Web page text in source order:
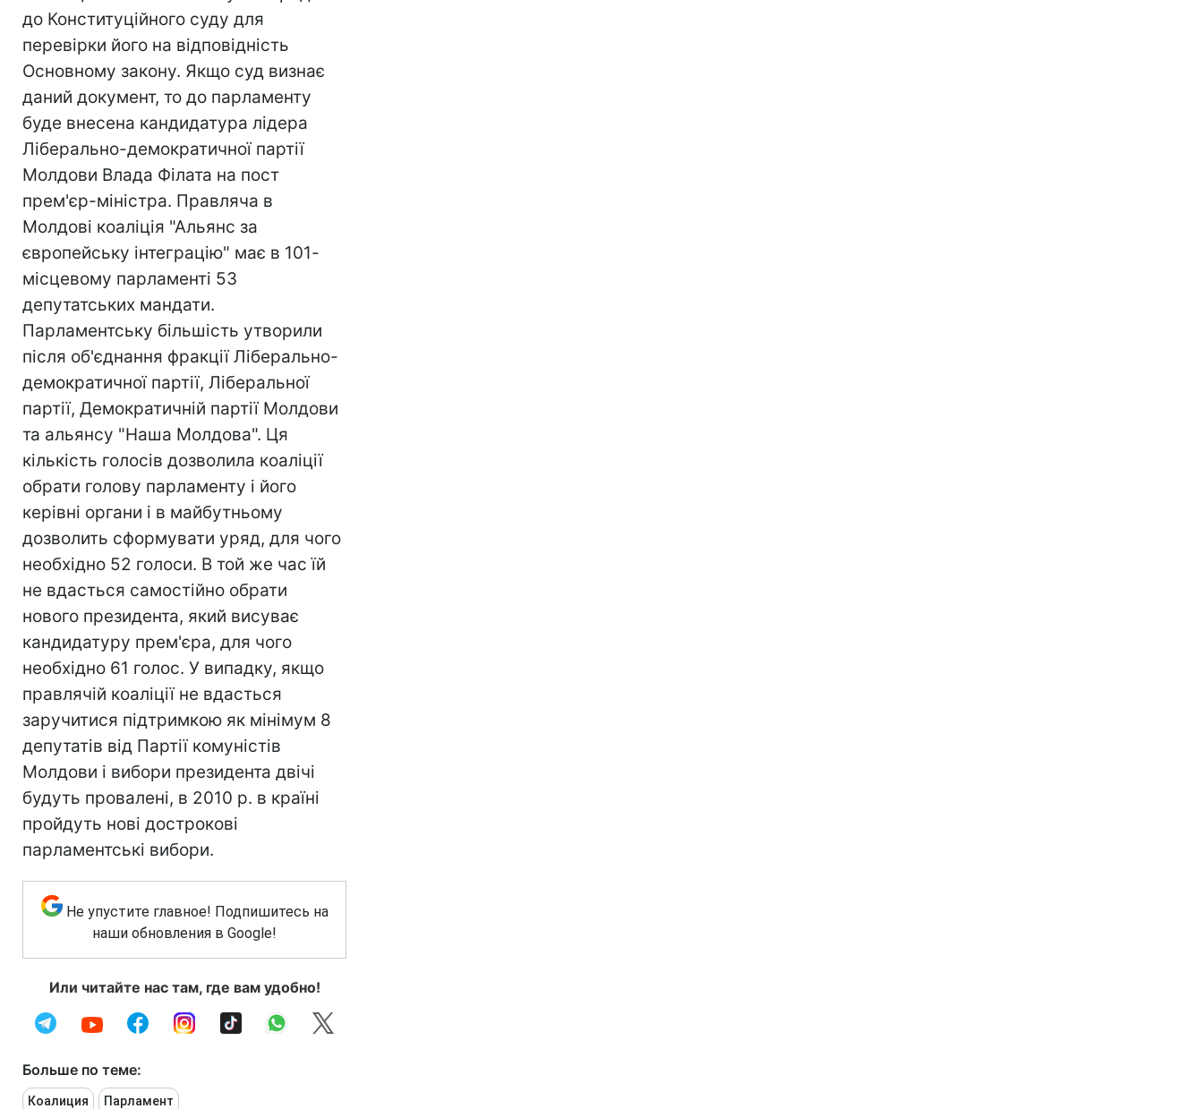
до Конституційного суду для
перевірки його на відповідність
Основному закону. Якщо суд визнає
даний документ, то до парламенту
буде внесена кандидатура лідера
Ліберально-демократичної партії
Молдови Влада Філата на пост
прем'єр-міністра. Правляча в
Молдові коаліція "Альянс за
європейську інтеграцію" має в 101-
місцевому парламенті 53
депутатських мандати.
Парламентську більшість утворили
після об'єднання фракції Ліберально-
демократичної партії, Ліберальної
партії, Демократичній партії Молдови
та альянсу "Наша Молдова". Ця
кількість голосів дозволила коаліції
обрати голову парламенту і його
керівні органи і в майбутньому
дозволить сформувати уряд, для чого
необхідно 52 голоси. В той же час їй
не вдасться самостійно обрати
нового президента, який висуває
кандидатуру прем'єра, для чого
необхідно 61 голос. У випадку, якщо
правлячій коаліції не вдасться
заручитися підтримкою як мінімум 8
депутатів від Партії комуністів
Молдови і вибори президента двічі
будуть провалені, в 2010 р. в країні
пройдуть нові дострокові
парламентські вибори.
Не упустите главное! Подпишитесь на
наши обновления в Google!
Или читайте нас там, где вам удобно!
Больше по теме:
Коалиция Парламент